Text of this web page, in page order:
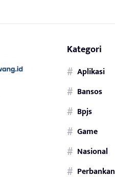
Kategori
Aplikasi
Bansos
Bpjs
Game
Nasional
Perbankan